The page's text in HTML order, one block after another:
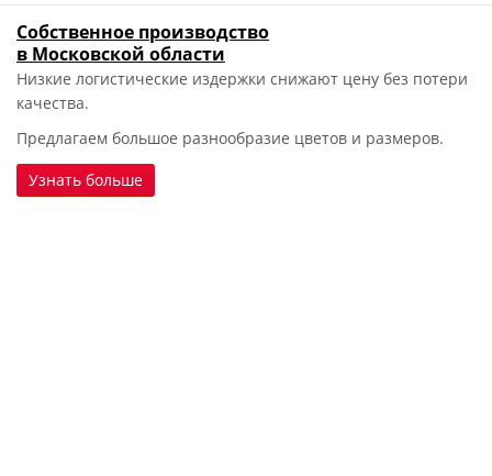
Собственное производство
в Московской области
Низкие логистические издержки снижают цену без потери
качества.
Предлагаем большое разнообразие цветов и размеров.
Узнать больше